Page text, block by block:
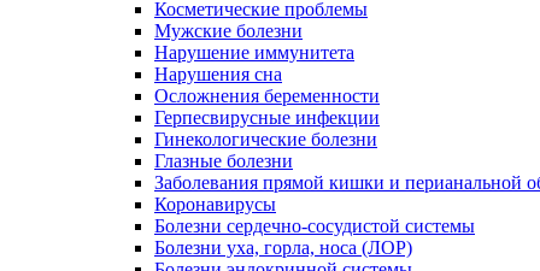
Косметические проблемы
Мужские болезни
Нарушение иммунитета
Нарушения сна
Осложнения беременности
Герпесвирусные инфекции
Гинекологические болезни
Глазные болезни
Заболевания прямой кишки и перианальной
Коронавирусы
Болезни сердечно-сосудистой системы
Болезни уха, горла, носа (ЛОР)